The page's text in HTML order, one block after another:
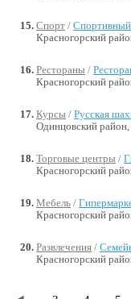
Спорт /
Красногорский
Рестораны /
Красногорский
Курсы / Русская
Одинцовский
Торговые центры /
Красногорский
Мебель /
Красногорский
Развлечения /
Красногорский